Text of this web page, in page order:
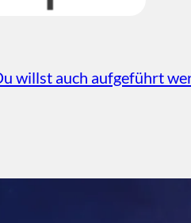
willst auch aufgeführt